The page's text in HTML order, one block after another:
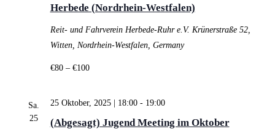
Herbede (Nordrhein-Westfalen)
Reit- und Fahrverein Herbede-Ruhr e.V. Krünerstraße 52,
Witten, Nordrhein-Westfalen, Germany
€80 – €100
Sa.
25
(Abgesagt) Jugend Meeting im Oktober
25 Oktober, 2025 | 18:00- 19:00